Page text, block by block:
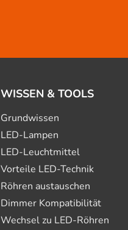
WISSEN & TOOLS
Grundwissen
LED-Lampen
LED-Leuchtmittel
Vorteile LED-Technik
Röhren austauschen
Dimmer Kompatibilität
Wechsel zu LED-Röhren